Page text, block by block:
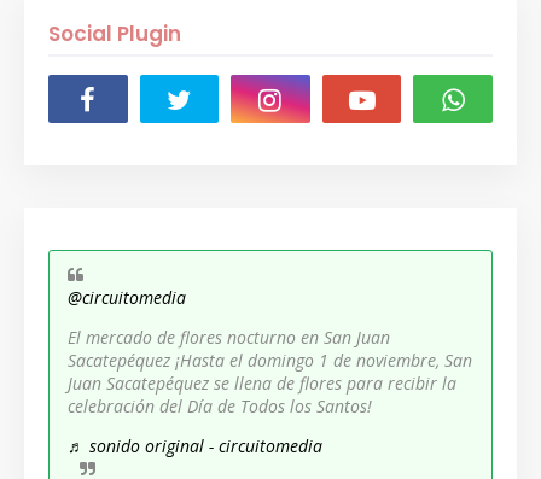
Social Plugin
@circuitomedia
El mercado de flores nocturno en San Juan
Sacatepéquez ¡Hasta el domingo 1 de noviembre, San
Juan Sacatepéquez se llena de flores para recibir la
celebración del Día de Todos los Santos!
♬ sonido original - circuitomedia